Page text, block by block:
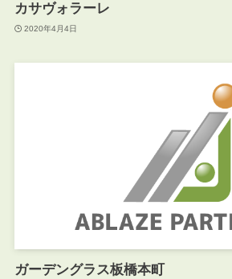
カサヴォラーレ
2020年4月4日
ガーデングラス板橋本町